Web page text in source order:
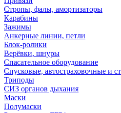
Стропы, фалы, амортизаторы
Карабины
Зажимы
Анкерные линии, петли
Блок-ролики
Верёвки, шнуры
Спасательное оборудование
Спусковые, автостраховочные и
Триподы
СИЗ органов дыхания
Маски
Полумаски